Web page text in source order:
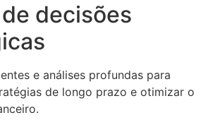
decisões
e análises profundas para
de longo prazo e otimizar o